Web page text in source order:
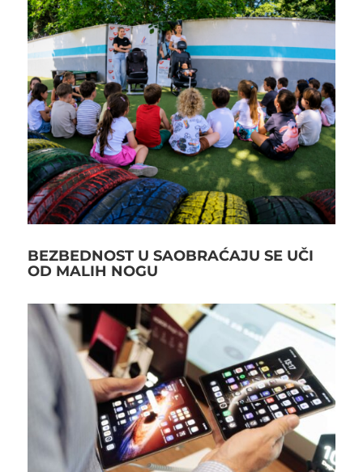
BEZBEDNOST U SAOBRAĆAJU SE UČI
OD MALIH NOGU